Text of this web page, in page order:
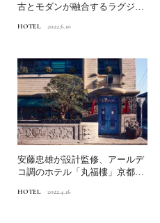
古とモダンが融合するラグジュ
HOTEL 2022.6.10
安藤忠雄が設計監修、アールデ
コ調のホテル「丸福樓」京都・
HOTEL 2022.4.16